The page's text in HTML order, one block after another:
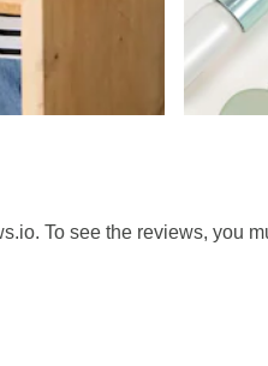
To see the reviews, you